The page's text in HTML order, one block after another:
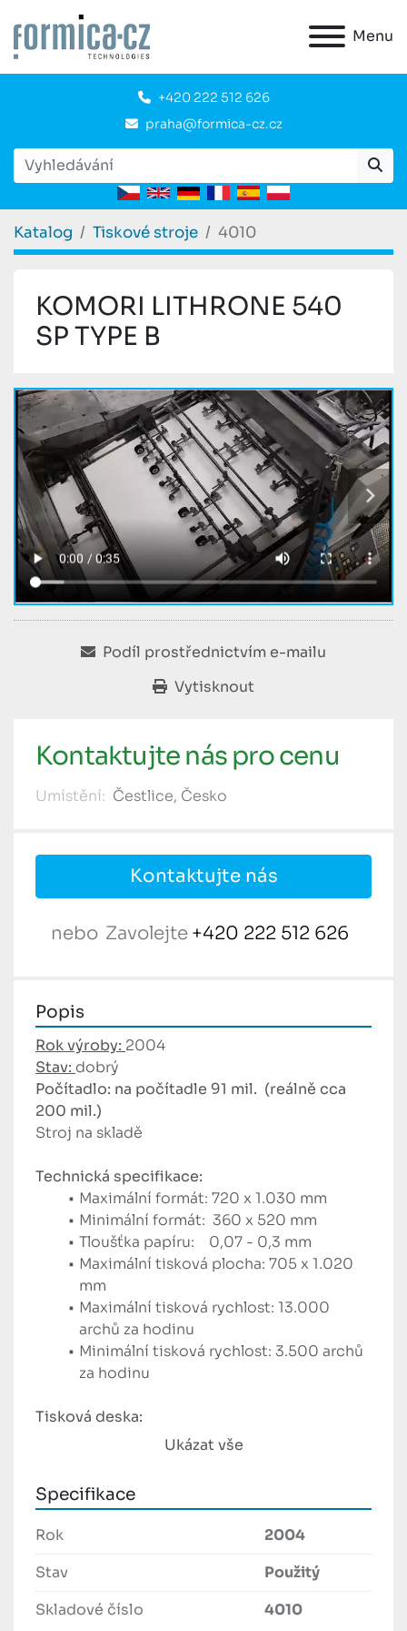
Menu
+420 222 512 626
praha@formica-cz.cz
Katalog Tiskové stroje 4010
KOMORI LITHRONE 540
SP TYPE B
Podíl prostřednictvím e-mailu
Vytisknout
Kontaktujte nás pro cenu
Umístění: Čestlice, Česko
Kontaktujte nás
nebo Zavolejte +420 222 512 626
Popis
Rok výroby: 2004
Stav: dobrý
Počítadlo: na počítadle 91 mil.  (reálně cca
200 mil.)
Stroj na skladě
Technická specifikace:
Maximální formát: 720 x 1.030 mm
Minimální formát:  360 x 520 mm
Tloušťka papíru:    0,07 - 0,3 mm
Maximální tisková plocha: 705 x 1.020
mm
Maximální tisková rychlost: 13.000
archů za hodinu
Minimální tisková rychlost: 3.500 archů
za hodinu
Tisková deska:
Délka x šířka: 800 x 1.030 mm
Délka x šířka: 900 x 1.040 mm
Barevník:
Průměry nanášecích válců: 87,5 - 77,5 -
85 – 90 (mm)
Počet válců: 21 (spodní jednotka) /  20
Ukázat vše
Specifikace
Rok
2004
Stav
Použitý
Skladové číslo
4010